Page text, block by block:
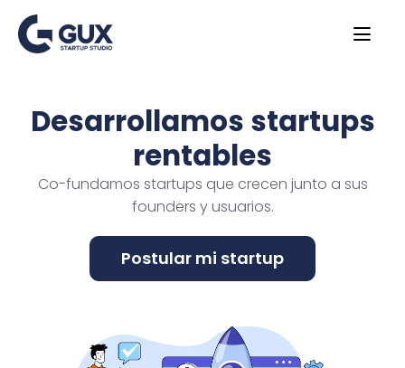
Desarrollamos startups
rentables
Co-fundamos startups que crecen junto a sus
founders y usuarios.